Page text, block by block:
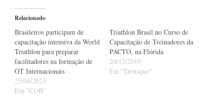
Relacionado
Brasileiros participam de
capacitação intensiva da World
Triathlon para preparar
facilitadores na formação de
OT Internacionais
25/04/2023
Em "COB"
Triathlon Brasil no Curso de
Capacitação de Treinadores da
PACTO, na Flórida
20/12/2019
Em "Destaque"